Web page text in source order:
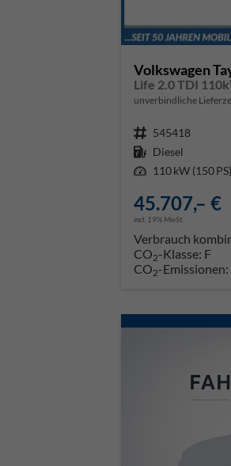
Volkswagen
Life 2.0 TDI
unverbindliche
Fahrzeugnr. 545418
Kraftstoff Diesel
Leistung 110 kW (150 PS)
45.707,– €
incl. 19% MwSt.
Verbrauch
CO2-Klasse: F
CO2-Emissionen: